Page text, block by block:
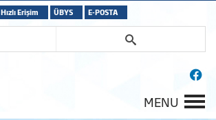
Hızlı Erişim ÜBYS E-POSTA
MENU